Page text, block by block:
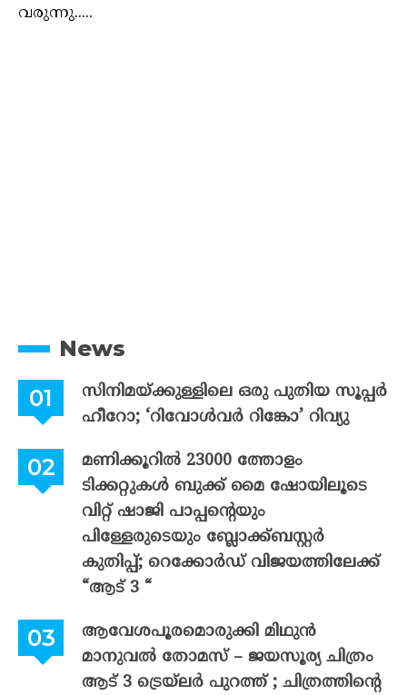
വരുന്നു.....
News
സിനിമയ്ക്കുള്ളിലെ ഒരു പുതിയ സൂപ്പർ
ഹീറോ; ‘റിവോൾവർ റിങ്കോ’ റിവ്യു
മണിക്കൂറിൽ 23000 ത്തോളം
ടിക്കറ്റുകൾ ബുക്ക് മൈ ഷോയിലൂടെ
വിറ്റ് ഷാജി പാപ്പന്റെയും
പിള്ളേരുടെയും ബ്ലോക്ക്ബസ്റ്റർ
കുതിപ്പ്; റെക്കോർഡ് വിജയത്തിലേക്ക്
“ആട് 3 “
ആവേശപൂരമൊരുക്കി മിഥുൻ
മാനുവൽ തോമസ് – ജയസൂര്യ ചിത്രം
ആട് 3 ട്രെയ്‌ലർ പുറത്ത് ; ചിത്രത്തിന്റെ